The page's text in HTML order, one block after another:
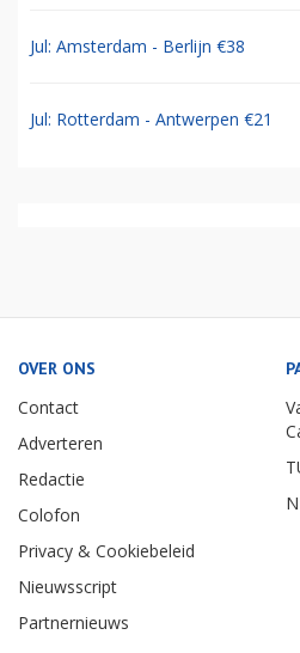
Jul: Amsterdam - Berlijn €38
Jul: Rotterdam - Antwerpen €21
OVER ONS
Contact
Adverteren
Redactie
Colofon
Privacy & Cookiebeleid
Nieuwsscript
Partnernieuws